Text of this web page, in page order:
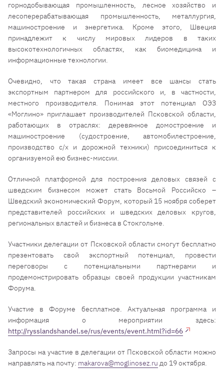
горнодобывающая промышленность, лесное хозяйство и
лесоперерабатывающая промышленность, металлургия,
машиностроение и энергетика. Кроме этого, Швеция
принадлежит к числу мировых лидеров в таких
высокотехнологичных областях, как биомедицина и
информационные технологии.
Очевидно, что такая страна имеет все шансы стать
экспортным партнером для российского и, в частности,
местного производителя. Понимая этот потенциал ОЭЗ
«Моглино» приглашает производителей Псковской области,
работающих в отраслях: деревянное домостроение и
машиностроение (судостроение, автомобилестроение,
производство с/х и дорожной техники) присоединиться к
организуемой ею бизнес-миссии.
Отличной платформой для построения деловых связей с
шведским бизнесом может стать Восьмой Российско –
Шведский экономический Форум, который 15 ноября соберет
представителей российских и шведских деловых кругов,
региональных властей и бизнеса в Стокгольме.
Участники делегации от Псковской области смогут бесплатно
презентовать свой экспортный потенциал, провести
переговоры с потенциальными партнерами и
продемонстрировать образцы своей продукции участникам
Форума.
Участие в Форуме бесплатное. Актуальная программа и
информация о мероприятии здесь:
http://rysslandshandel.se/rus/events/event.html?id=66
Запросы на участие в делегации от Псковской области можно
направлять на почту: makarova@moglinosez.ru до 19 октября.